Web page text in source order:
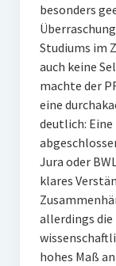
Zukunft der
Vom Trend zur
besonders
Studiums im
auch keine
machte der
eine
deutlich:
Jura oder
klares
allerdings
hohes Maß